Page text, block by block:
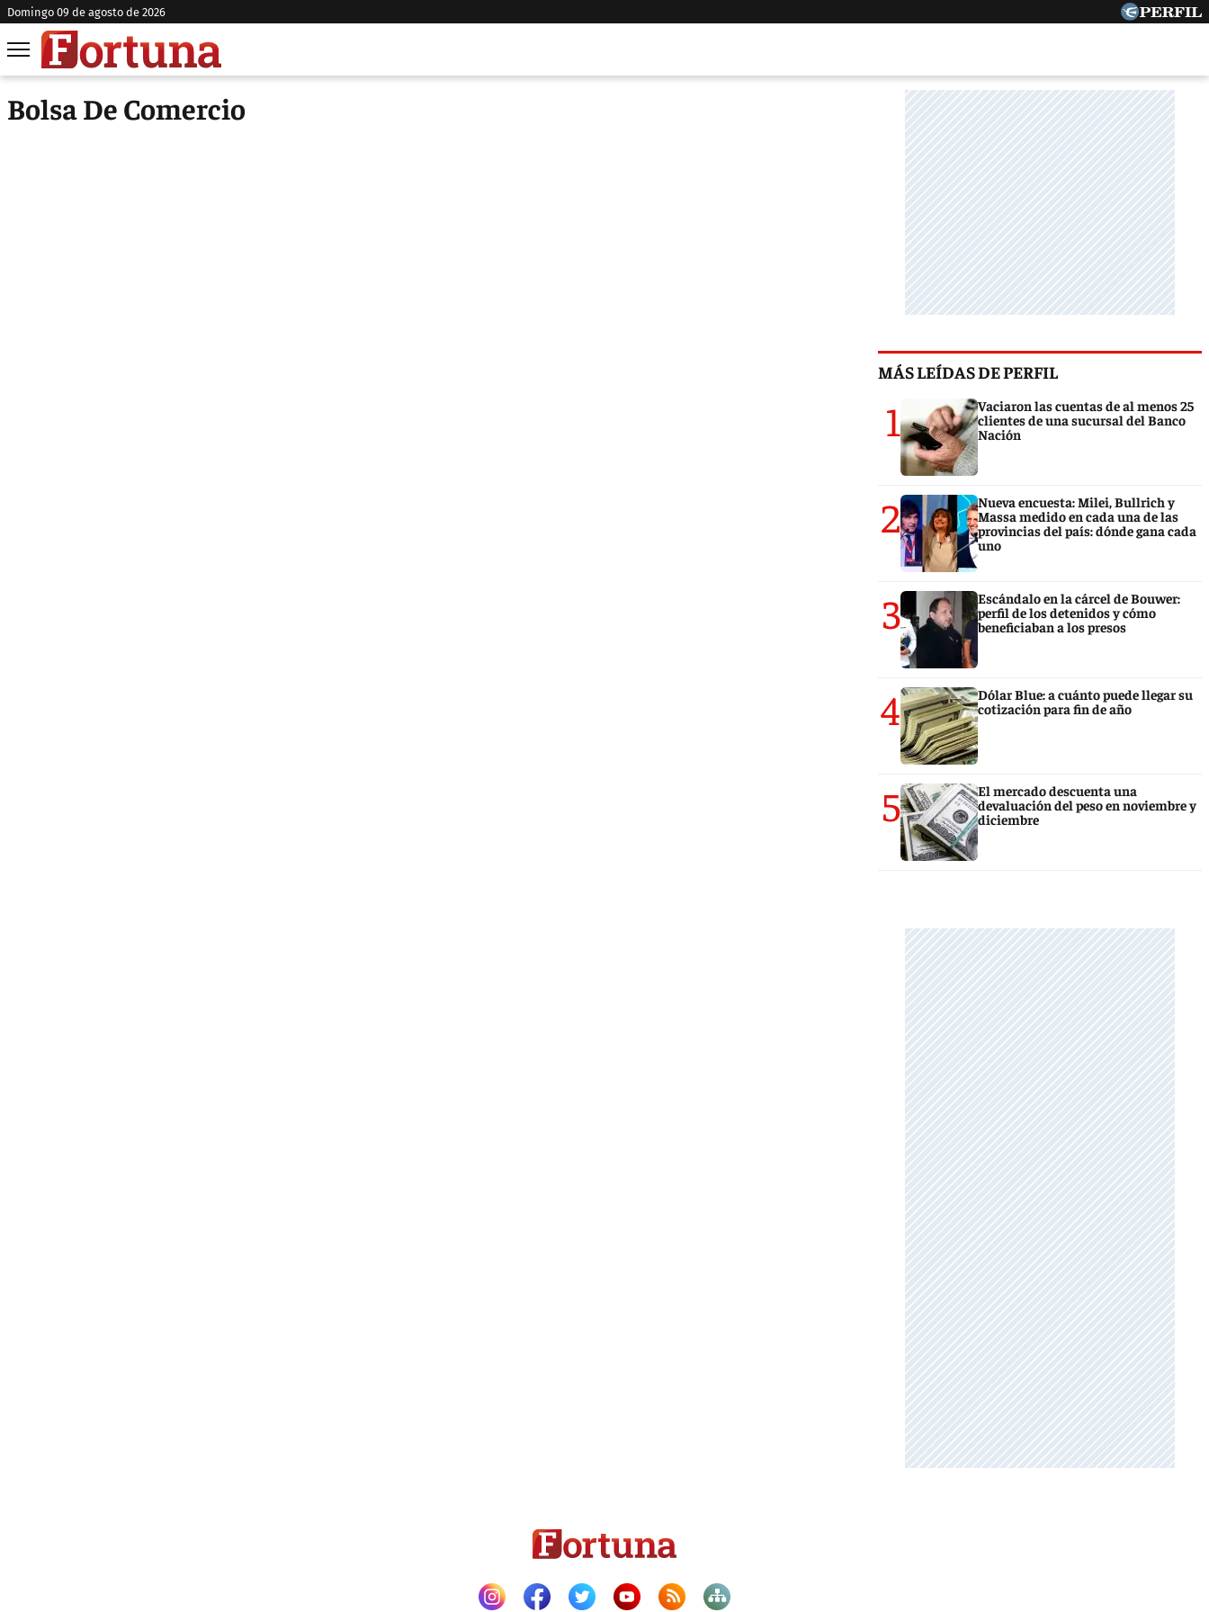
domingo 09 de agosto de 2026
Bolsa De Comercio
MÁS LEÍDAS DE PERFIL
1
Vaciaron las cuentas de al menos 25
clientes de una sucursal del Banco
Nación
2
Nueva encuesta: Milei, Bullrich y
Massa medido en cada una de las
provincias del país: dónde gana cada
uno
3
Escándalo en la cárcel de Bouwer:
perfil de los detenidos y cómo
beneficiaban a los presos
4
Dólar Blue: a cuánto puede llegar su
cotización para fin de año
5
El mercado descuenta una
devaluación del peso en noviembre y
diciembre